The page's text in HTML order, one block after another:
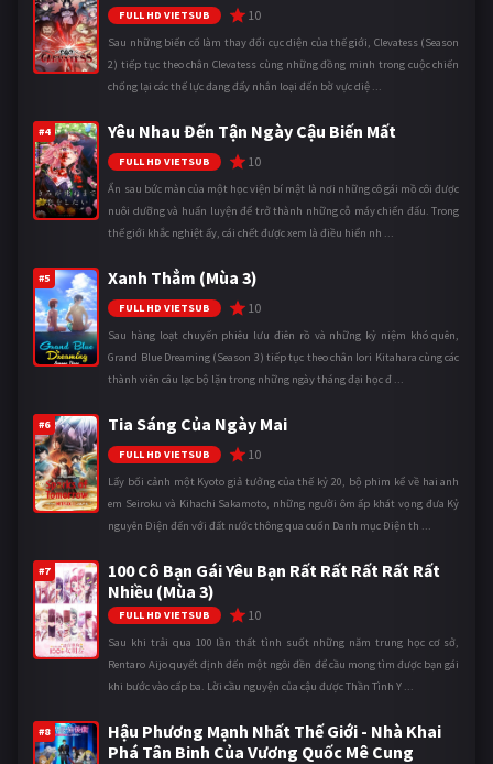
FULL HD VIETSUB 10
Sau những biến cố làm thay đổi cục diện của thế giới, Clevatess (Season
2) tiếp tục theo chân Clevatess cùng những đồng minh trong cuộc chiến
chống lại các thế lực đang đẩy nhân loại đến bờ vực diệ ...
#4 Yêu Nhau Đến Tận Ngày Cậu Biến Mất
FULL HD VIETSUB 10
Ẩn sau bức màn của một học viện bí mật là nơi những cô gái mồ côi được
nuôi dưỡng và huấn luyện để trở thành những cỗ máy chiến đấu. Trong
thế giới khắc nghiệt ấy, cái chết được xem là điều hiển nh ...
#5 Xanh Thẳm (Mùa 3)
FULL HD VIETSUB 10
Sau hàng loạt chuyến phiêu lưu điên rồ và những kỷ niệm khó quên,
Grand Blue Dreaming (Season 3) tiếp tục theo chân Iori Kitahara cùng các
thành viên câu lạc bộ lặn trong những ngày tháng đại học đ ...
#6 Tia Sáng Của Ngày Mai
FULL HD VIETSUB 10
Lấy bối cảnh một Kyoto giả tưởng của thế kỷ 20, bộ phim kể về hai anh
em Seiroku và Kihachi Sakamoto, những người ôm ấp khát vọng đưa Kỷ
nguyên Điện đến với đất nước thông qua cuốn Danh mục Điện th ...
#7
100 Cô Bạn Gái Yêu Bạn Rất Rất Rất Rất Rất
Nhiều (Mùa 3)
FULL HD VIETSUB 10
Sau khi trải qua 100 lần thất tình suốt những năm trung học cơ sở,
Rentaro Aijo quyết định đến một ngôi đền để cầu mong tìm được bạn gái
khi bước vào cấp ba. Lời cầu nguyện của cậu được Thần Tình Y ...
#8
Hậu Phương Mạnh Nhất Thế Giới - Nhà Khai
Phá Tân Binh Của Vương Quốc Mê Cung